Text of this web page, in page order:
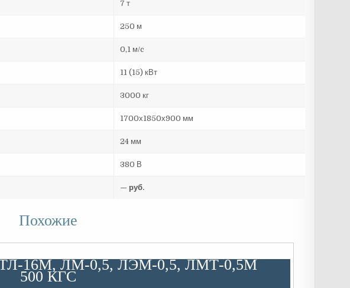
7 т
250 м
0,1 м/c
11 (15) кВт
3000 кг
1700х1850х900 мм
24 мм
380 В
— руб.
Похожие
ТЛ-16М, ЛМ-0,5, ЛЭМ-0,5, ЛМТ-0,5М
500 КГС